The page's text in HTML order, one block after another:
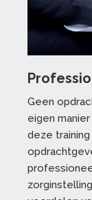
Geen
eigen
deze